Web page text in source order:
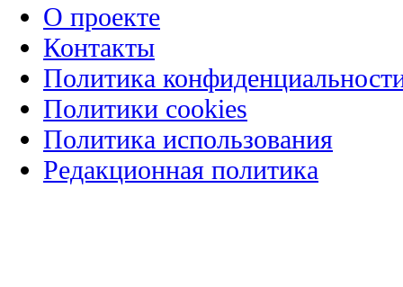
О проекте
Контакты
Политика
Политики cookies
Политика использования
Редакционная политика